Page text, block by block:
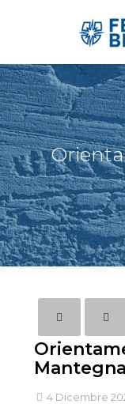
Mantegna
4 Dicembre